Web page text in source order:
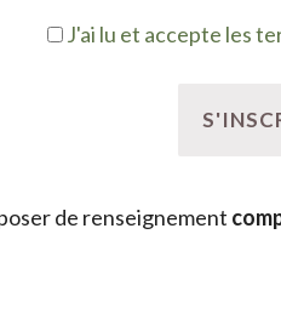
J'ai lu et accepte les
de renseignement